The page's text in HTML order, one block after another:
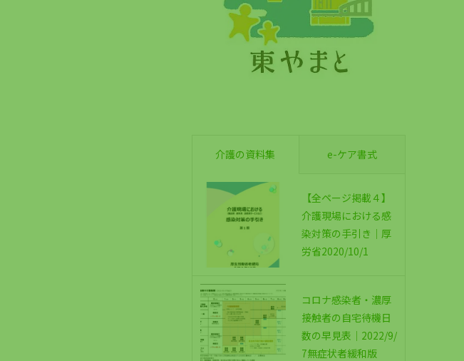
介護の資料集 e-ケア書式
【全ページ掲載４】
介護現場における感
染対策の手引き｜厚
労省2020/10/1
コロナ感染者・濃厚
接触者の自宅待機日
数の早見表｜2022/9/
7無症状者緩和版